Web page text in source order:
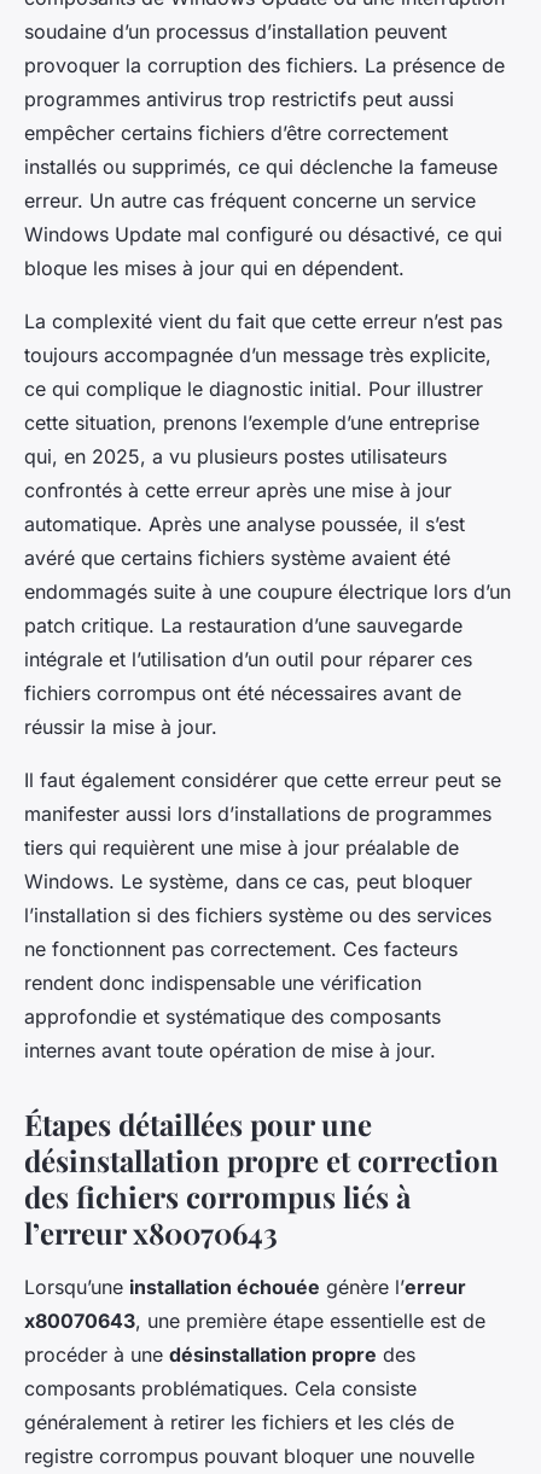
soudaine d’un processus d’installation peuvent
provoquer la corruption des fichiers. La présence de
programmes antivirus trop restrictifs peut aussi
empêcher certains fichiers d’être correctement
installés ou supprimés, ce qui déclenche la fameuse
erreur. Un autre cas fréquent concerne un service
Windows Update mal configuré ou désactivé, ce qui
bloque les mises à jour qui en dépendent.
La complexité vient du fait que cette erreur n’est pas
toujours accompagnée d’un message très explicite,
ce qui complique le diagnostic initial. Pour illustrer
cette situation, prenons l’exemple d’une entreprise
qui, en 2025, a vu plusieurs postes utilisateurs
confrontés à cette erreur après une mise à jour
automatique. Après une analyse poussée, il s’est
avéré que certains fichiers système avaient été
endommagés suite à une coupure électrique lors d’un
patch critique. La restauration d’une sauvegarde
intégrale et l’utilisation d’un outil pour réparer ces
fichiers corrompus ont été nécessaires avant de
réussir la mise à jour.
Il faut également considérer que cette erreur peut se
manifester aussi lors d’installations de programmes
tiers qui requièrent une mise à jour préalable de
Windows. Le système, dans ce cas, peut bloquer
l’installation si des fichiers système ou des services
ne fonctionnent pas correctement. Ces facteurs
rendent donc indispensable une vérification
approfondie et systématique des composants
internes avant toute opération de mise à jour.
Étapes détaillées pour une
désinstallation propre et correction
des fichiers corrompus liés à
l’erreur x80070643
Lorsqu’une installation échouée génère l’erreur
x80070643, une première étape essentielle est de
procéder à une désinstallation propre des
composants problématiques. Cela consiste
généralement à retirer les fichiers et les clés de
registre corrompus pouvant bloquer une nouvelle